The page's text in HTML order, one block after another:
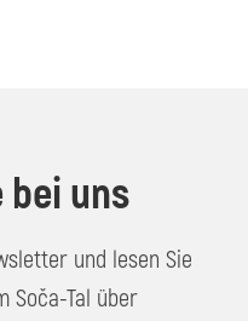
bei uns
und lesen Sie
Soča-Tal über